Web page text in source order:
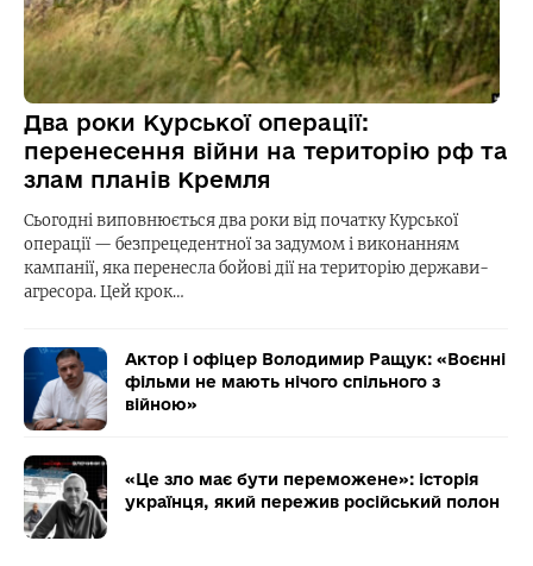
Два роки Курської операції:
перенесення війни на територію рф та
злам планів Кремля
Сьогодні виповнюється два роки від початку Курської
операції — безпрецедентної за задумом і виконанням
кампанії, яка перенесла бойові дії на територію держави-
агресора. Цей крок…
Актор і офіцер Володимир Ращук: «Воєнні
фільми не мають нічого спільного з
війною»
«Це зло має бути переможене»: історія
українця, який пережив російський полон